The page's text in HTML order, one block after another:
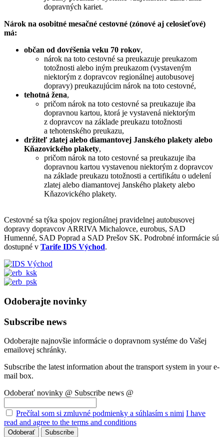
dopravných kariet.
Nárok na osobitné mesačné cestovné (zónové aj celosieťové)
má:
občan od dovŕšenia veku 70 rokov,
nárok na toto cestovné sa preukazuje preukazom
totožnosti alebo iným preukazom (vystaveným
niektorým z dopravcov regionálnej autobusovej
dopravy) preukazujúcim nárok na toto cestovné,
tehotná žena,
pričom nárok na toto cestovné sa preukazuje iba
dopravnou kartou, ktorá je vystavená niektorým
z dopravcov na základe preukazu totožnosti
a tehotenského preukazu,
držiteľ zlatej alebo diamantovej Janského plakety alebo
Kňazovického plakety,
pričom nárok na toto cestovné sa preukazuje iba
dopravnou kartou vystavenou niektorým z dopravcov
na základe preukazu totožnosti a certifikátu o udelení
zlatej alebo diamantovej Janského plakety alebo
Kňazovického plakety.
Cestovné sa týka spojov regionálnej pravidelnej autobusovej
dopravy dopravcov ARRIVA Michalovce, eurobus, SAD
Humenné, SAD Poprad a SAD Prešov SK. Podrobné informácie sú
dostupné v Tarife IDS Východ.
Odoberajte novinky
Subscribe news
Odoberajte najnovšie informácie o dopravnom systéme do Vašej
emailovej schránky.
Subscribe the latest information about the transport system in your e-
mail box.
Odoberať novinky @ Subscribe news @
Prečítal som si zmluvné podmienky a súhlasím s nimi I have
read and agree to the terms and conditions
Odoberať Subscribe